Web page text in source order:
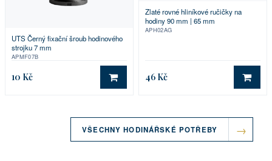
UTS Černý fixační šroub hodinového
strojku 7 mm
APMF07B
10 Kč DO KOŠÍKU
Zlaté rovné hliníkové ručičky na
hodiny 90 mm | 65 mm
APH02AG
46 Kč DO
VŠECHNY HODINÁŘSKÉ POTŘEBY